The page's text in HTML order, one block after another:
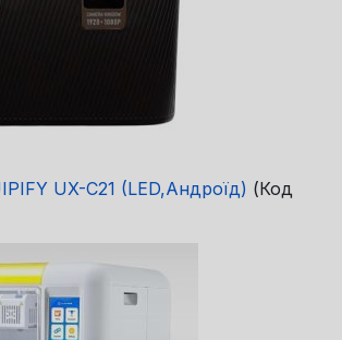
UX-C21 (LED,Андроїд) (Код